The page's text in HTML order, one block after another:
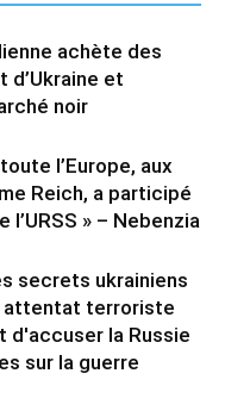
achète des
d’Ukraine et
noir
l’Europe, aux
Reich, a participé
l’URSS » – Nebenzia
secrets ukrainiens
attentat terroriste
d'accuser la Russie
sur la guerre